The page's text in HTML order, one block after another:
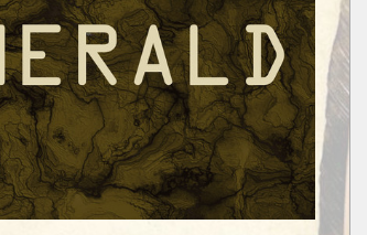
ensemble de royaumes indépendants
à leur tête un notchapa partageant
avec un conseil local. Parfois très
ces cités passent autant de
lutter entre elles que contre d’autres
et ont tissé des liens diplomatiques
complexes.
les différents peuples partagent
» commune basée sur l’idée que les